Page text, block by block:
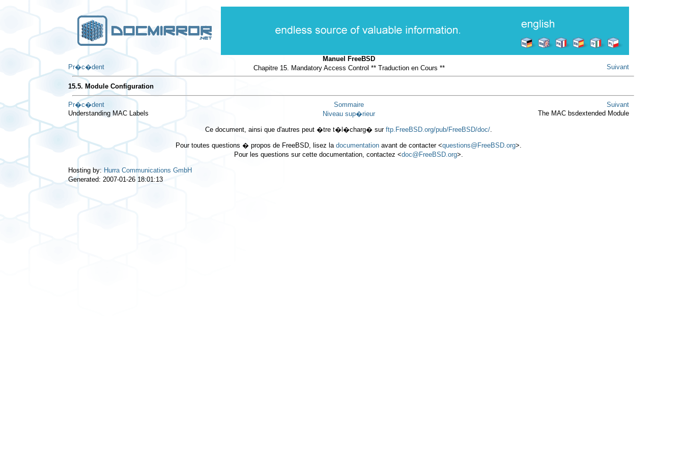
Manuel FreeBSD
Pr�c�dent
Chapitre 15. Mandatory Access Control ** Traduction en Cours ** Suivant
15.5. Module Configuration
Pr�c�dent Sommaire
Suivant
Understanding MAC Labels
Niveau sup�rieur The MAC bsdextended Module
Ce document, ainsi que d'autres peut �tre t�l�charg� surftp.FreeBSD.org/pub/FreeBSD/doc/
Pour toutes questions � propos de FreeBSD, lisez ladocumentation avant de contacter <questions@FreeBSD.org>.
Pour les questions sur cette documentation, contactez <doc@FreeBSD.org>.
Hosting by: Hurra Communications GmbH
Generated: 2007-01-26 18:01:13